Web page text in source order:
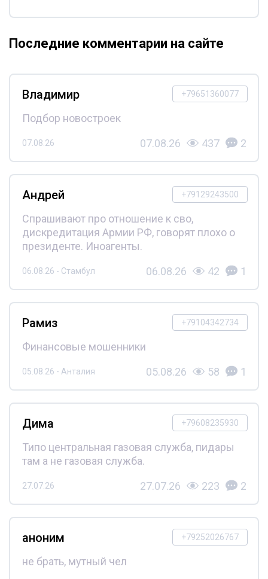
Последние комментарии на сайте
+79651360077
Владимир
Подбор новостроек
07.08.26 07.08.26 437 2
+79129243500
Андрей
Спрашивают про отношение к сво,
дискредитация Армии РФ, говорят плохо о
президенте. Иноагенты.
06.08.26 - Стамбул 06.08.26 42 1
+79104342734
Рамиз
Финансовые мошенники
05.08.26 - Анталия 05.08.26 58 1
+79608235930
Дима
Типо центральная газовая служба, пидары
там а не газовая служба.
27.07.26 27.07.26 223 2
+79252026767
аноним
не брать, мутный чел